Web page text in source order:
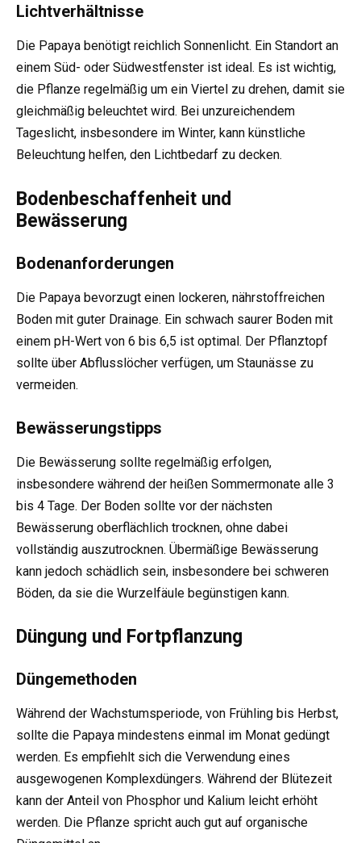
Lichtverhältnisse
Die Papaya benötigt reichlich Sonnenlicht. Ein Standort an
einem Süd- oder Südwestfenster ist ideal. Es ist wichtig,
die Pflanze regelmäßig um ein Viertel zu drehen, damit sie
gleichmäßig beleuchtet wird. Bei unzureichendem
Tageslicht, insbesondere im Winter, kann künstliche
Beleuchtung helfen, den Lichtbedarf zu decken.
Bodenbeschaffenheit und
Bewässerung
Bodenanforderungen
Die Papaya bevorzugt einen lockeren, nährstoffreichen
Boden mit guter Drainage. Ein schwach saurer Boden mit
einem pH-Wert von 6 bis 6,5 ist optimal. Der Pflanztopf
sollte über Abflusslöcher verfügen, um Staunässe zu
vermeiden.
Bewässerungstipps
Die Bewässerung sollte regelmäßig erfolgen,
insbesondere während der heißen Sommermonate alle 3
bis 4 Tage. Der Boden sollte vor der nächsten
Bewässerung oberflächlich trocknen, ohne dabei
vollständig auszutrocknen. Übermäßige Bewässerung
kann jedoch schädlich sein, insbesondere bei schweren
Böden, da sie die Wurzelfäule begünstigen kann.
Düngung und Fortpflanzung
Düngemethoden
Während der Wachstumsperiode, von Frühling bis Herbst,
sollte die Papaya mindestens einmal im Monat gedüngt
werden. Es empfiehlt sich die Verwendung eines
ausgewogenen Komplexdüngers. Während der Blütezeit
kann der Anteil von Phosphor und Kalium leicht erhöht
werden. Die Pflanze spricht auch gut auf organische